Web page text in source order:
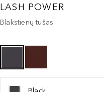
LASH POWER
Blakstienų tušas